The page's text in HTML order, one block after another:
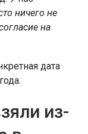
ничего не
на
дата
из-